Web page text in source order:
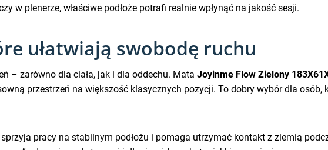
w plenerze, właściwe podłoże potrafi realnie wpłynąć na jakość sesji.
ułatwiają swobodę ruchu
– zarówno dla ciała, jak i dla oddechu. Mata Joyinme Flow Zielony
przestrzeń na większość klasycznych pozycji. To dobry wybór dla osób,
sprzyja pracy na stabilnym podłożu i pomaga utrzymać kontakt z ziemią